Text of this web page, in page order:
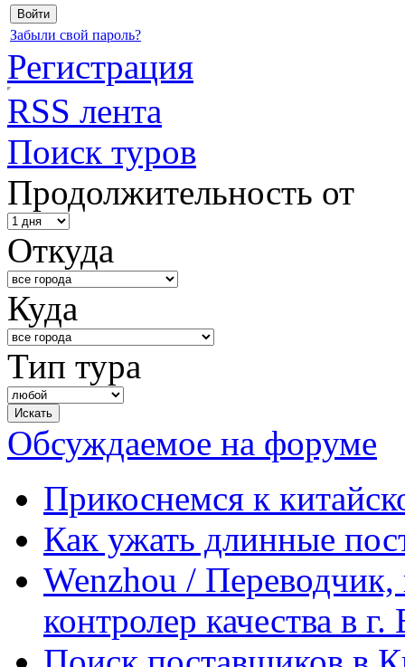
Забыли свой пароль?
Регистрация
RSS лента
Поиск туров
Продолжительность от
Откуда
Куда
Тип тура
Обсуждаемое на форуме
Прикоснемся к
Как ужать длинные
Wenzhou / Переводчик,
контролер качества в